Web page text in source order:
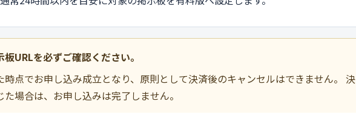
URLを必ずご確認ください。
時点でお申し込み成立となり、原則として決済後のキャンセルはできません。 決
場合は、お申し込みは完了しません。